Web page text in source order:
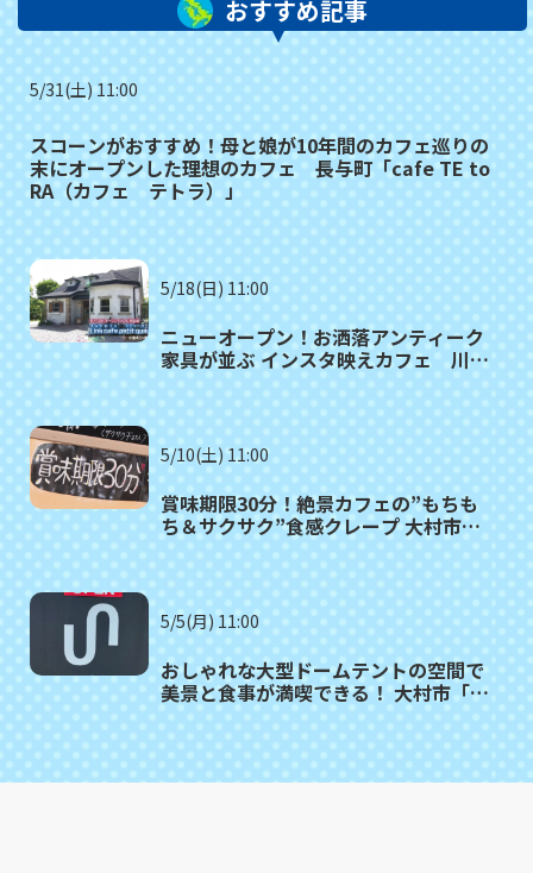
おすすめ記事
5/31(土) 11:00
スコーンがおすすめ！母と娘が10年間のカフェ巡りの
末にオープンした理想のカフェ 長与町「cafe TE to
RA（カフェ テトラ）」
5/18(日) 11:00
ニューオープン！お洒落アンティーク
家具が並ぶ インスタ映えカフェ 川棚
5/10(土) 11:00
賞味期限30分！絶景カフェの”もちも
ち＆サクサク”食感クレープ 大村市
5/5(月) 11:00
おしゃれな大型ドームテントの空間で
美景と食事が満喫できる！ 大村市「カ